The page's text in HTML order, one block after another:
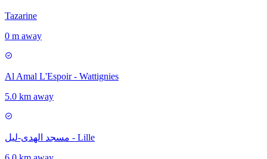
Tazarine
0 m away
Al Amal L'Espoir - Wattignies
5.0 km away
مسجد الهدى-ليل - Lille